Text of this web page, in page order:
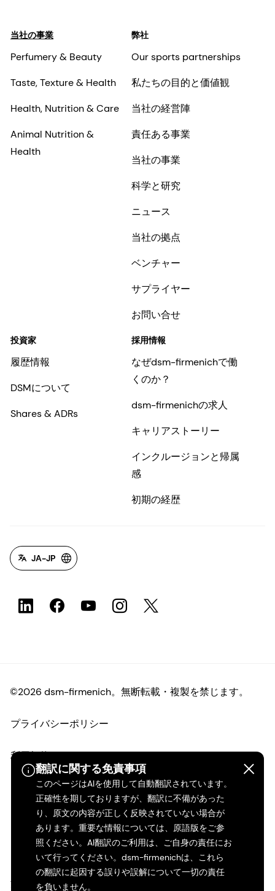
翻訳に関する免責事項
このページはAIを使用して自動翻訳されています。
正確性を期しておりますが、翻訳に不備があった
り、原文の内容が正しく反映されていない場合が
あります。重要な情報については、原語版をご参
照ください。AI翻訳のご利用は、ご自身の責任にお
いて行ってください。dsm-firmenichは、これら
の翻訳に起因する誤りや誤解について一切の責任
を負いません。
当社の事業
Perfumery & Beauty
Taste, Texture & Health
Health, Nutrition & Care
Animal Nutrition &
Health
弊社
Our sports partnerships
私たちの目的と価値観
当社の経営陣
責任ある事業
当社の事業
科学と研究
ニュース
当社の拠点
ベンチャー
サプライヤー
お問い合せ
投資家
履歴情報
DSMについて
Shares & ADRs
採用情報
なぜdsm-firmenichで働
くのか？
dsm-firmenichの求人
キャリアストーリー
インクルージョンと帰属
感
初期の経歴
JA-JP
©2026 dsm-firmenich。無断転載・複製を禁じます。
プライバシーポリシー
利用規約
ご利用条件
カリフォルニアの透明性
アクセシビリティ・ステートメント
法的情報